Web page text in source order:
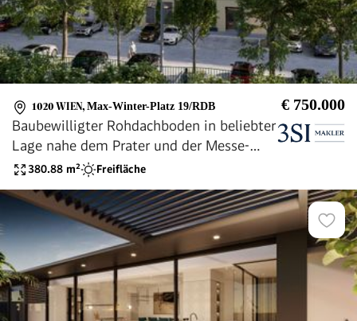
1020 WIEN, Max-Winter-Platz 19/RDB € 750.000
Baubewilligter Rohdachboden in beliebter
Lage nahe dem Prater und der Messe-
Wien380.88 m² Freifläche